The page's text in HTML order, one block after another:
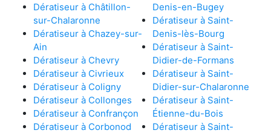
Dératiseur à Châtillon-
sur-Chalaronne
Dératiseur à Chazey-sur-
Ain
Dératiseur à Chevry
Dératiseur à Civrieux
Dératiseur à Coligny
Dératiseur à Collonges
Dératiseur à Confrançon
Dératiseur à Corbonod
Denis-en-Bugey
Dératiseur à Saint-
Denis-lès-Bourg
Dératiseur à Saint-
Didier-de-Formans
Dératiseur à Saint-
Didier-sur-Chalaronne
Dératiseur à Saint-
Étienne-du-Bois
Dératiseur à Saint-